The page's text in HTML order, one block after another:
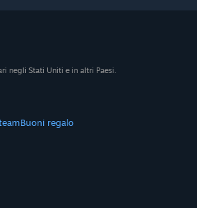
negli Stati Uniti e in altri Paesi.
Buoni regalo